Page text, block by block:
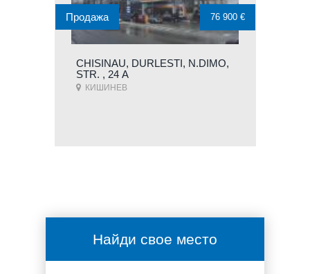
CHISINAU, DURLESTI, N.DIMO,
STR. , 24 А
КИШИНЕВ
Продажа 76 900 €
Найди свое место